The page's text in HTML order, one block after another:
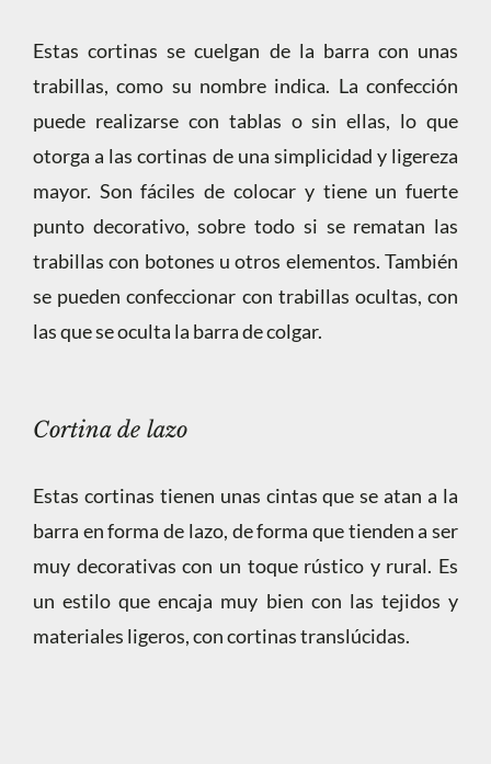
Estas cortinas se cuelgan de la barra con unas
trabillas, como su nombre indica. La confección
puede realizarse con tablas o sin ellas, lo que
otorga a las cortinas de una simplicidad y ligereza
mayor. Son fáciles de colocar y tiene un fuerte
punto decorativo, sobre todo si se rematan las
trabillas con botones u otros elementos. También
se pueden confeccionar con trabillas ocultas, con
las que se oculta la barra de colgar.
Cortina de lazo
Estas cortinas tienen unas cintas que se atan a la
barra en forma de lazo, de forma que tienden a ser
muy decorativas con un toque rústico y rural. Es
un estilo que encaja muy bien con las tejidos y
materiales ligeros, con cortinas translúcidas.